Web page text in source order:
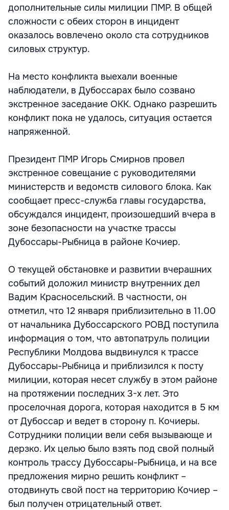
дополнительные силы милиции ПМР. В общей
сложности с обеих сторон в инцидент
оказалось вовлечено около ста сотрудников
силовых структур.
На место конфликта выехали военные
наблюдатели, в Дубоссарах было созвано
экстренное заседание ОКК. Однако разрешить
конфликт пока не удалось, ситуация остается
напряженной.
Президент ПМР Игорь Смирнов провел
экстренное совещание с руководителями
министерств и ведомств силового блока. Как
сообщает пресс-служба главы государства,
обсуждался инцидент, произошедший вчера в
зоне безопасности на участке трассы
Дубоссары-Рыбница в районе Кочиер.
О текущей обстановке и развитии вчерашних
событий доложил министр внутренних дел
Вадим Красносельский. В частности, он
отметил, что 12 января приблизительно в 11.00
от начальника Дубоссарского РОВД поступила
информация о том, что автопатруль полиции
Республики Молдова выдвинулся к трассе
Дубоссары-Рыбница и приблизился к посту
милиции, которая несет службу в этом районе
на протяжении последних 3-х лет. Это
проселочная дорога, которая находится в 5 км
от Дубоссар и ведет в сторону п. Кочиеры.
Сотрудники полиции вели себя вызывающе и
дерзко. Их целью было взять под свой полный
контроль трассу Дубоссары-Рыбница, и на все
предложения мирно решить конфликт –
отодвинуть свой пост на территорию Кочиер –
был получен отрицательный ответ.